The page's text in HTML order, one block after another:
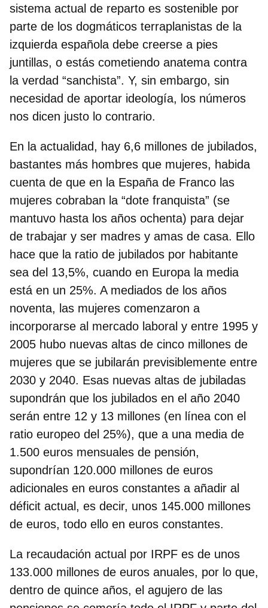
sistema actual de reparto es sostenible por
parte de los dogmáticos terraplanistas de la
izquierda española debe creerse a pies
juntillas, o estás cometiendo anatema contra
la verdad “sanchista”. Y, sin embargo, sin
necesidad de aportar ideología, los números
nos dicen justo lo contrario.
En la actualidad, hay 6,6 millones de jubilados,
bastantes más hombres que mujeres, habida
cuenta de que en la España de Franco las
mujeres cobraban la “dote franquista” (se
mantuvo hasta los años ochenta) para dejar
de trabajar y ser madres y amas de casa. Ello
hace que la ratio de jubilados por habitante
sea del 13,5%, cuando en Europa la media
está en un 25%. A mediados de los años
noventa, las mujeres comenzaron a
incorporarse al mercado laboral y entre 1995 y
2005 hubo nuevas altas de cinco millones de
mujeres que se jubilarán previsiblemente entre
2030 y 2040. Esas nuevas altas de jubiladas
supondrán que los jubilados en el año 2040
serán entre 12 y 13 millones (en línea con el
ratio europeo del 25%), que a una media de
1.500 euros mensuales de pensión,
supondrían 120.000 millones de euros
adicionales en euros constantes a añadir al
déficit actual, es decir, unos 145.000 millones
de euros, todo ello en euros constantes.
La recaudación actual por IRPF es de unos
133.000 millones de euros anuales, por lo que,
dentro de quince años, el agujero de las